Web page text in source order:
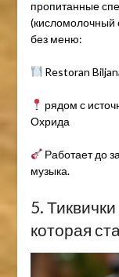
пропитанные
(кисломолочный
без меню:
Restoran
рядом с
Охрида
Работает до
музыка.
5.
которая